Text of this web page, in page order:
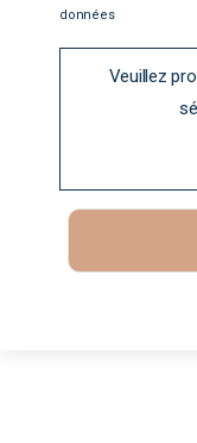
données
Veuillez